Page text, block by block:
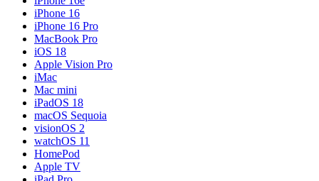
iPhone 16
iPhone 16 Pro
MacBook Pro
iOS 18
Apple Vision Pro
iMac
Mac mini
iPadOS 18
macOS Sequoia
visionOS 2
watchOS 11
HomePod
Apple TV